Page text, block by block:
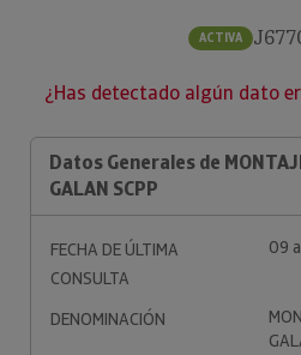
ACTIVA
¿Has detectado algún dato
Datos Generales de
GALAN SCPP
FECHA DE ÚLTIMA
CONSULTA
09
DENOMINACIÓN